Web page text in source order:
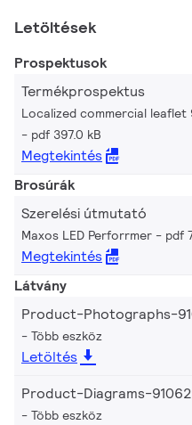
Letöltések
Prospektusok
Termékprospektus
Localized commercial leaflet
pdf 397.0 kB
Megtekintés
Brosúrák
Szerelési útmutató
Maxos LED Perforrmer pdf
Megtekintés
Látvány
Product-Photographs-
Több eszköz
Letöltés
Product-Diagrams-
Több eszköz